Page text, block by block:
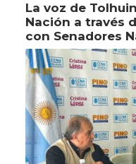
La voz de
Nación a través
con Senadores